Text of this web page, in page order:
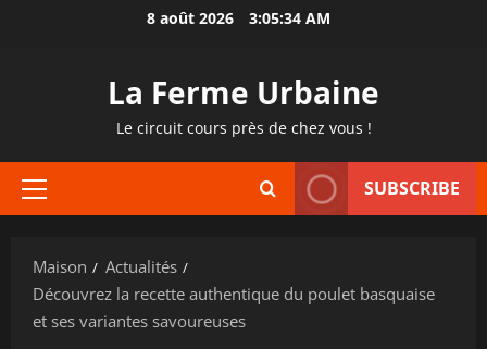
8 août 2026 3:05:35 AM
La Ferme Urbaine
Le circuit cours près de chez vous !
Menu
SUBSCRIBE
Maison
Actualités
Découvrez la recette authentique du poulet basquaise
et ses variantes savoureuses